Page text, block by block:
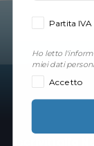
Partita IVA
Ho letto
miei dati
Accetto